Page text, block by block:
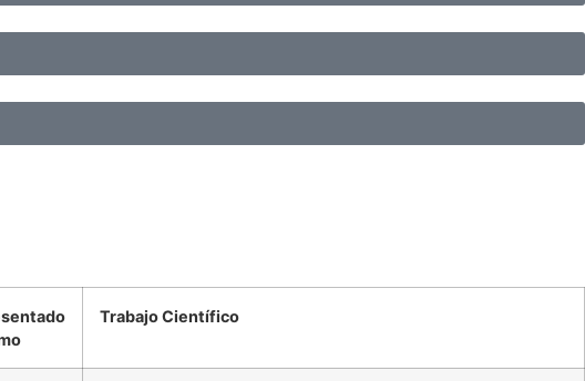
Trabajo Científico